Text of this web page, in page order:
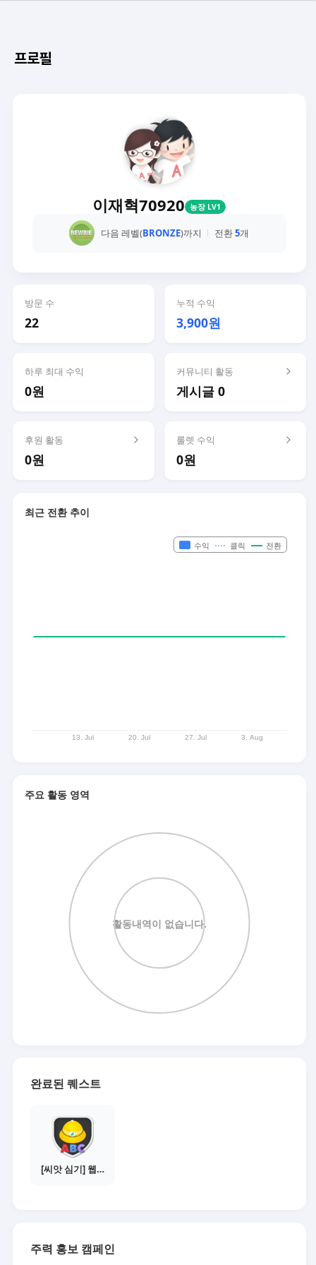
프로필
이재혁70920 농장 LV1
다음 레벨(BRONZE)까지 전환5개
방문 수
22
누적 수익
3,900원
하루 최대 수익
0원
커뮤니티 활동
게시글 0
후원 활동
0원
룰렛 수익
0원
최근 전환 추이
주요 활동 영역
완료된 퀘스트
[씨앗 심기] 웹툰보기 - 수익내기 편
주력 홍보 캠페인